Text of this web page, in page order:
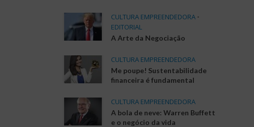
CULTURA EMPREENDEDORA •
EDITORIAL
A Arte da Negociação
CULTURA EMPREENDEDORA
Me poupe! Sustentabilidade
financeira é fundamental
CULTURA EMPREENDEDORA
A bola de neve: Warren Buffett
e o negócio da vida